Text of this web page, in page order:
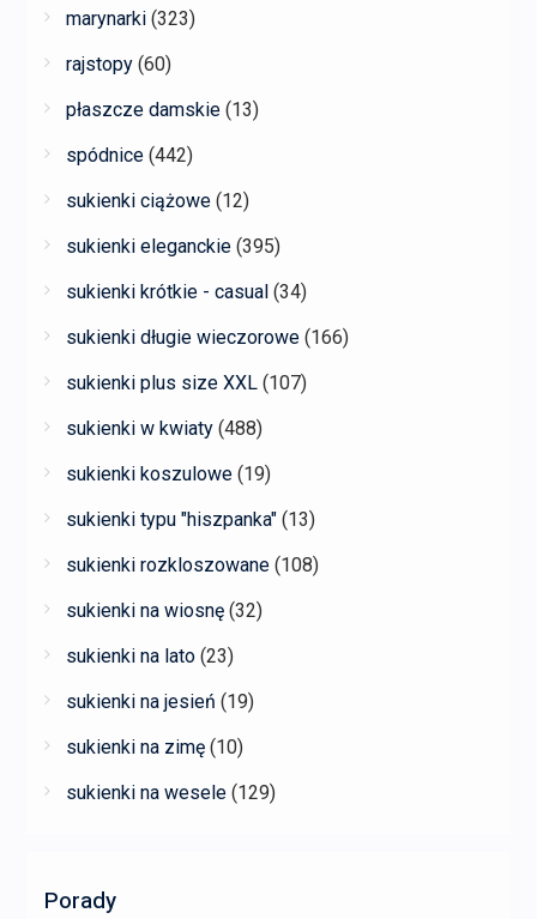
marynarki (323)
rajstopy (60)
płaszcze damskie (13)
spódnice (442)
sukienki ciążowe (12)
sukienki eleganckie (395)
sukienki krótkie - casual (34)
sukienki długie wieczorowe (166)
sukienki plus size XXL (107)
sukienki w kwiaty (488)
sukienki koszulowe (19)
sukienki typu "hiszpanka" (13)
sukienki rozkloszowane (108)
sukienki na wiosnę (32)
sukienki na lato (23)
sukienki na jesień (19)
sukienki na zimę (10)
sukienki na wesele (129)
Porady